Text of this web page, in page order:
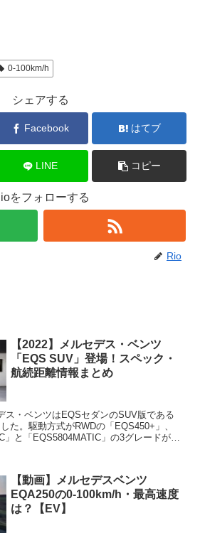
0-100km/h
シェアする
Facebook はてブ
LINE コピー
をフォローする
Rio
【2022】メルセデス・ベンツ
「EQS SUV」登場！スペック・
航続距離情報まとめ
ス・ベンツはEQSセダンのSUV版である
た。駆動方式がRWDの「EQS450+」、
と「EQS5804MATIC」の3グレードがラ
【動画】メルセデスベンツ
EQA250の0-100km/h・最高速度
は？【EV】